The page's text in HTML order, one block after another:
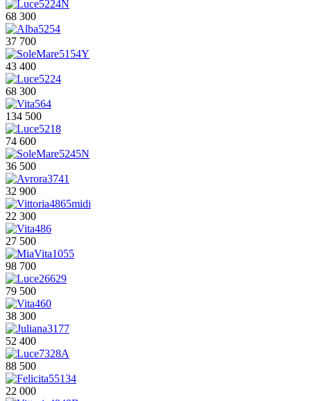
68 300
37 700
43 400
68 300
134 500
74 600
36 500
32 900
22 300
27 500
98 700
79 500
38 300
52 400
88 500
22 000